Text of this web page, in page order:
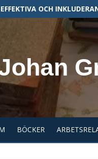
OCH
BÖCKER